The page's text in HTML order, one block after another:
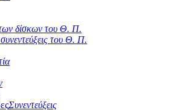
των δίσκων του Θ. Π.
του Θ. Π.
Συνεντεύξεις